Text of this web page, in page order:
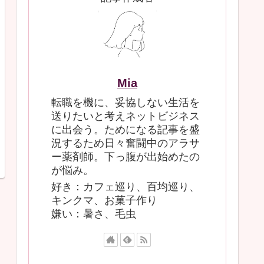
Mia
転職を機に、妥協しない生活を
送りたいと考えネットビジネス
に出会う。ためになる記事を盛
況するため日々奮闘中のアラサ
ー薬剤師。下っ腹が出始めたの
が悩み。
好き：カフェ巡り、百均巡り、
キンクマ、お菓子作り
嫌い：暑さ、毛虫